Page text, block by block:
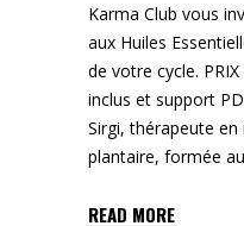
Karma Club vous
aux Huiles
de votre cycle.
inclus et support
Sirgi, thérapeute
plantaire, formée
READ MORE